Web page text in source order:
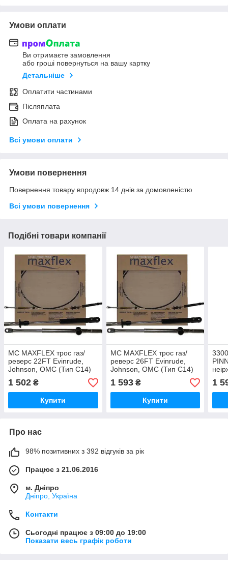
Умови оплати
Ви отримаєте замовлення
або гроші повернуться на вашу картку
Детальніше
Оплатити частинами
Післяплата
Оплата на рахунок
Всі умови оплати
Умови повернення
Повернення товару впродовж 14 днів за домовленістю
Всі умови повернення
Подібні товари компанії
MC MAXFLEX трос газ/
реверс 22FT Evinrude,
Johnson, OMC (Тип C14)
1 502 ₴
Купити
MC MAXFLEX трос газ/
реверс 26FT Evinrude,
Johnson, OMC (Тип C14)
1 593₴
Купити
1
Про нас
98% позитивних з 392 відгуків за рік
Працює з 21.06.2016
м. Дніпро
Дніпро, Україна
Контакти
Сьогодні працює з 09:00 до 19:00
Показати весь графік роботи